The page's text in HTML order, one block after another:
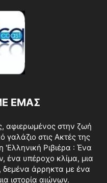
ΕΜΑΣ
αφιερωμένος στην ζωή
γαλάζιο στις Ακτές της
'Ελληνική Ριβιέρα : Ένα
ένα υπέροχο κλίμα, μια
άρρηκτα με ένα
ιστορία αιώνων.